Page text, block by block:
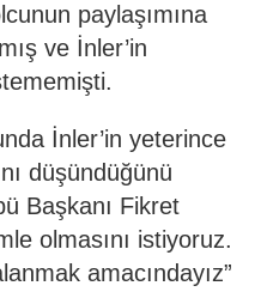
paylaşımına
ve İnler’in
İnler’in yeterince
düşündüğünü
Başkanı Fikret
olmasını istiyoruz.
amacındayız”